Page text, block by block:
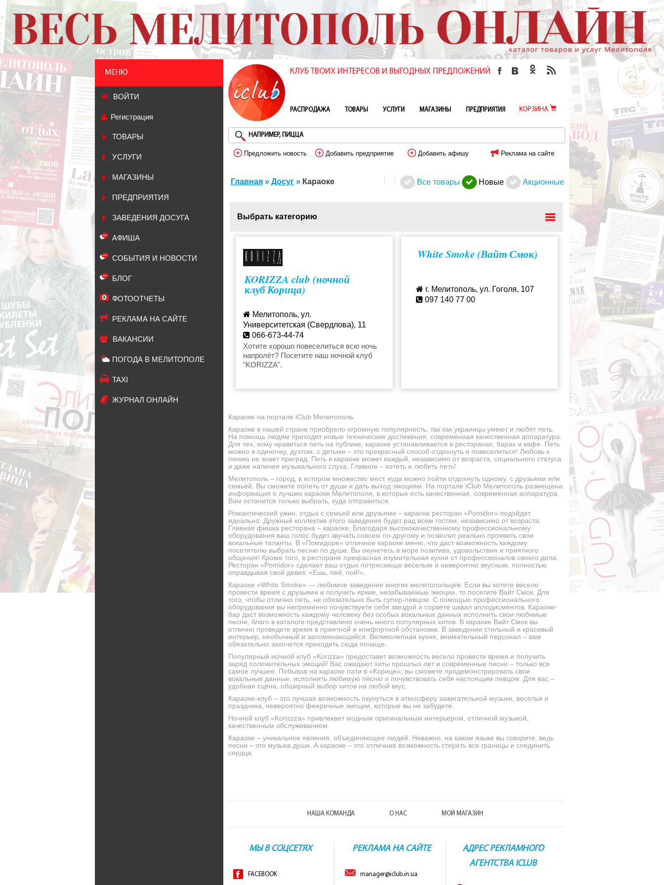
МЕНЮ
ВОЙТИ
Регистрация
ТОВАРЫ
УСЛУГИ
МАГАЗИНЫ
ПРЕДПРИЯТИЯ
ЗАВЕДЕНИЯ ДОСУГА
АФИША
СОБЫТИЯ И НОВОСТИ
БЛОГ
ФОТООТЧЕТЫ
РЕКЛАМА НА САЙТЕ
ВАКАНСИИ
ПОГОДА В МЕЛИТОПОЛЕ
TAXI
ЖУРНАЛ ОНЛАЙН
КЛУБ ТВОИХ ИНТЕРЕСОВ И ВЫГОДНЫХ ПРЕДЛОЖЕНИЙ
РАСПРОДАЖА ТОВАРЫ УСЛУГИ МАГАЗИНЫ ПРЕДПРИЯТИЯ КОРЗИНА
Предложить новость Добавить предприятие Добавить афишу Реклама на сайте
Все товары Новые Акционные
Главная » Досуг » Караоке
Выбрать категорию
Тренинги
Выставки
Караоке
Бары
Кино-театр Концерты
Ночные клубы Пиццерии
Рестораны
KORIZZA club (ночной
клуб Корица)
Мелитополь, ул.
Университетская (Свердлова), 11
066-673-44-74
Хотите хорошо повеселиться всю ночь
напролёт? Посетите наш ночной клуб
"KORIZZA".
White Smoke (Вайт Смок)
г. Мелитополь, ул. Гоголя, 107
097 140 77 00
Караоке на портале iClub Мелитополь
Караоке в нашей стране приобрело огромную популярность, так как украинцы умеют и любят петь.
На помощь людям приходят новые технические достижения, современная качественная аппаратура.
Для тех, кому нравиться петь на публике, караоке устанавливается в ресторанах, барах и кафе. Петь
можно в одиночку, дуэтом, с детьми – это прекрасный способ отдохнуть и повеселиться! Любовь к
пению не знает преград. Петь в караоке может каждый, независимо от возраста, социального статуса
и даже наличия музыкального слуха. Главное – хотеть и любить петь!
Мелитополь – город, в котором множество мест, куда можно пойти отдохнуть одному, с друзьями или
семьей. Вы сможете попеть от души и дать выход эмоциям. На портале iClub Мелитополь размещена
информация о лучших караоке Мелитополя, в которых есть качественная, современная аппаратура.
Вам останется только выбрать, куда отправиться.
Романтический ужин, отдых с семьей или друзьями – караоке ресторан «Pomidor» подойдет
идеально. Дружный коллектив этого заведения будет рад всем гостям, независимо от возраста.
Главная фишка ресторана – караоке. Благодаря высококачественному профессиональному
оборудования ваш голос будет звучать совсем по-другому и позволит реально проявить свои
вокальные таланты. В «Помидоре» отличное караоке меню, что даст возможность каждому
посетителю выбрать песню по душе. Вы окунетесь в море позитива, удовольствия и приятного
общения! Кроме того, в ресторане прекрасная изумительная кухня от профессионалов своего дела.
Ресторан «Pomidor» сделает ваш отдых потрясающе веселым и невероятно вкусным, полностью
оправдывая свой девиз: «Ешь, пей, пой!».
Караоке «White Smoke» — любимое заведения многих мелитопольцев. Если вы хотите весело
провести время с друзьями и получить яркие, незабываемые эмоции, то посетите Вайт Смок. Для
того, чтобы отлично петь, не обязательно быть супер-певцом. С помощью профессионального
оборудования вы непременно почувствуете себя звездой и сорвете шквал аплодисментов. Караоке-
бар даст возможность каждому человеку без особых вокальных данных исполнить свои любимые
песни, благо в каталоге представлено очень много популярных хитов. В караоке Вайт Смок вы
отлично проведете время в приятной и комфортной обстановке. В заведении стильный и красивый
интерьер, необычный и запоминающийся. Великолепная кухня, внимательный персонал – вам
обязательно захочется приходить сюда почаще.
Популярный ночной клуб «Korizza» предоставит возможность весело провести время и получить
заряд положительных эмоций! Вас ожидают хиты прошлых лет и современные песни – только все
самое лучшее. Побывав на караоке пати в «Корице», вы сможете продемонстрировать свои
вокальные данные, исполнить любимую песню и почувствовать себя настоящим певцом. Для вас –
удобная сцена, обширный выбор хитов на любой вкус.
Караоке-клуб – это лучшая возможность окунуться в атмосферу зажигательной музыки, веселья и
праздника, невероятно фееричные эмоции, которые вы не забудете.
Ночной клуб «Korizzza» привлекает модным оригинальным интерьером, отличной музыкой,
качественным обслуживанием.
Караоке – уникальное явления, объединяющее людей. Неважно, на каком языке вы говорите, ведь
песни – это музыка души. А караоке – это отличная возможность стереть все границы и соединить
сердца.
НАША КОМАНДА О НАС МОЙ МАГАЗИН
МЫ В СОЦСЕТЯХ
FACEBOOK
РЕКЛАМА НА САЙТЕ
manager@iclub.in.ua
АДРЕС РЕКЛАМНОГО
АГЕНТСТВА ICLUB